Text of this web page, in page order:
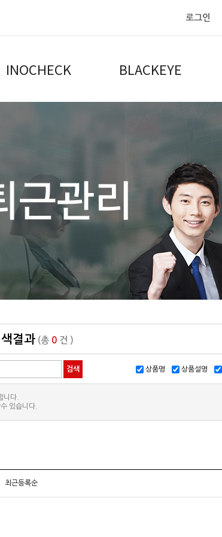
로그인
INOCHECK BLACKEYE
결과 (총 0 건 )
상품명 상품설명
니다.
있습니다.
최근등록순